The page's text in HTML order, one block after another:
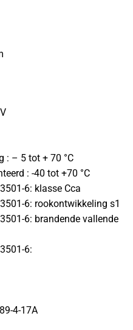
: – 5 tot + 70 °C
: -40 tot +70 °C
6: klasse Cca
6: rookontwikkeling s1
6: brandende vallende
6:
4-17A